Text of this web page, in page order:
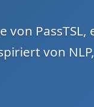
von
von